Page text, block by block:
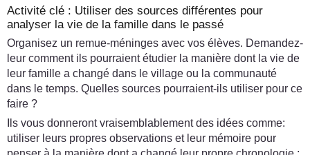
Activité clé : Utiliser des sources différentes pour
analyser la vie de la famille dans le passé
Organisez un remue-méninges avec vos élèves. Demandez-
leur comment ils pourraient étudier la manière dont la vie de
leur famille a changé dans le village ou la communauté
dans le temps. Quelles sources pourraient-ils utiliser pour ce
faire ?
Ils vous donneront vraisemblablement des idées comme:
utiliser leurs propres observations et leur mémoire pour